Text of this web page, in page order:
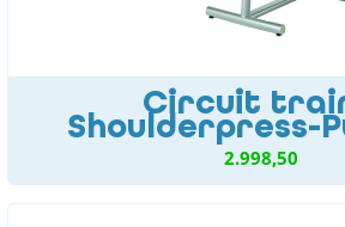
Circuit
Shoulderpress-
2.998,50